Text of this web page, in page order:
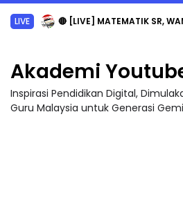
LIVE 🔴 [LIVE] MATEMATIK SR, WANG TAHUN 6 OLEH CIKGU ANITA
Akademi
Inspirasi Pendidikan Digital,
Guru Malaysia untuk Generasi